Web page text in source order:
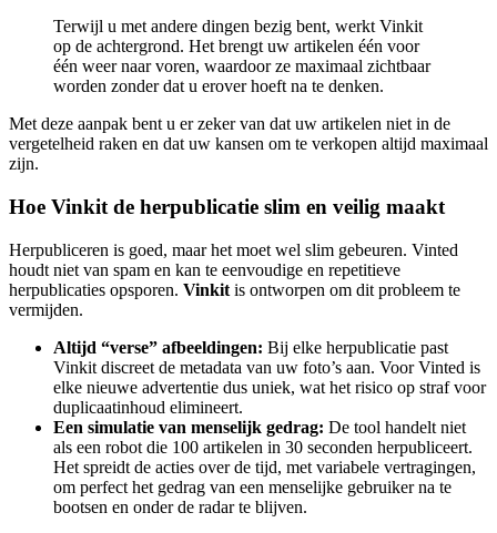
Terwijl u met andere dingen bezig bent, werkt Vinkit
op de achtergrond. Het brengt uw artikelen één voor
één weer naar voren, waardoor ze maximaal zichtbaar
worden zonder dat u erover hoeft na te denken.
Met deze aanpak bent u er zeker van dat uw artikelen niet in de
vergetelheid raken en dat uw kansen om te verkopen altijd maximaal
zijn.
Hoe Vinkit de herpublicatie slim en veilig maakt
Herpubliceren is goed, maar het moet wel slim gebeuren. Vinted
houdt niet van spam en kan te eenvoudige en repetitieve
herpublicaties opsporen. Vinkit is ontworpen om dit probleem te
vermijden.
Altijd “verse” afbeeldingen: Bij elke herpublicatie past
Vinkit discreet de metadata van uw foto’s aan. Voor Vinted is
elke nieuwe advertentie dus uniek, wat het risico op straf voor
duplicaatinhoud elimineert.
Een simulatie van menselijk gedrag: De tool handelt niet
als een robot die 100 artikelen in 30 seconden herpubliceert.
Het spreidt de acties over de tijd, met variabele vertragingen,
om perfect het gedrag van een menselijke gebruiker na te
bootsen en onder de radar te blijven.